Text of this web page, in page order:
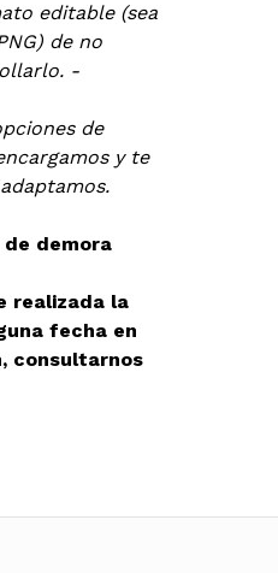
editable (sea
de no
-
de
y te
demora
realizada la
fecha en
consultarnos